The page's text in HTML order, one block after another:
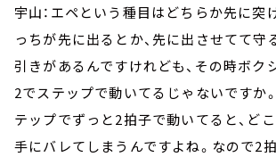
宇山：エペという種目はどちらか先に突
っちが先に出るとか、先に出させてて守
引きがあるんですけれども、その時ボク
2でステップで動いてるじゃないですか
テップでずっと2拍子で動いてると、ど
手にバレてしまうんですよね。なので2